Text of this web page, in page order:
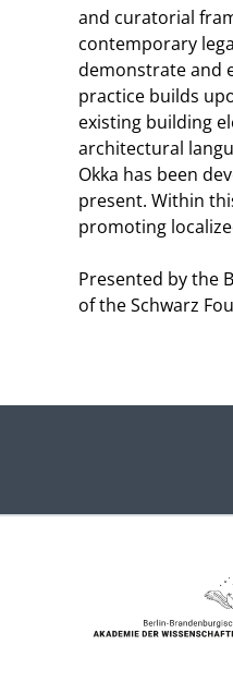
and curatorial
contemporary
demonstrate and
practice builds
existing building
architectural
Okka has been
present. Within
promoting
Presented by the
of the Schwarz